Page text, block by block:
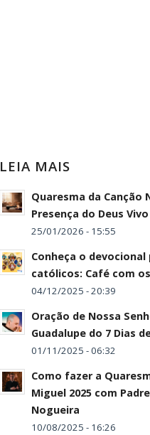
LEIA MAIS
Quaresma da Canção
Presença do Deus Vivo
25/01/2026 - 15:55
Conheça o devocional
católicos: Café com
04/12/2025 - 20:39
Oração de Nossa
Guadalupe do 7 Dias
01/11/2025 - 06:32
Como fazer a
Miguel 2025 com
Nogueira
10/08/2025 - 16:26